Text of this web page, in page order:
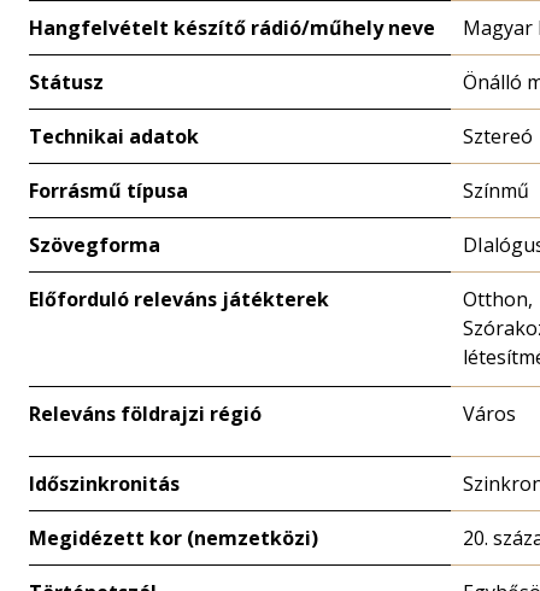
Hangfelvételt készítő rádió/műhely neve Magyar
Státusz Önálló
Technikai adatok Sztereó
Forrásmű típusa Színmű
Szövegforma
Előforduló releváns játékterek
Otthon,
Releváns földrajzi régió Város
Időszinkronitás
Megidézett kor (nemzetközi) 20.